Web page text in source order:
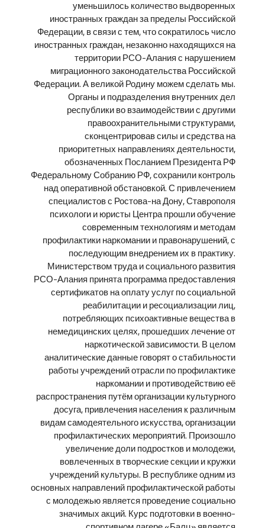
уменьшилось количество выдворенных
иностранных граждан за пределы Российской
Федерации, в связи с тем, что сократилось число
иностранных граждан, незаконно находящихся на
территории РСО-Алания с нарушением
миграционного законодательства Российской
Федерации. А великой Родину можем сделать мы.
Органы и подразделения внутренних дел
республики во взаимодействии с другими
правоохранительными структурами,
сконцентрировав силы и средства на
приоритетных направлениях деятельности,
обозначенных Посланием Президента РФ
Федеральному Собранию РФ, сохранили контроль
над оперативной обстановкой. С привлечением
специалистов с Ростова-на Дону, Ставрополя
психологи и юристы Центра прошли обучение
современным технологиям и методам
профилактики наркомании и правонарушений, с
последующим внедрением их в практику.
Министерством труда и социального развития
РСО-Алания принята программа предоставления
сертификатов на оплату услуг по социальной
реабилитации и ресоциализации лиц,
потребляющих психоактивные вещества в
немедицинских целях, прошедших лечение от
наркотической зависимости. В целом
аналитические данные говорят о стабильности
работы учреждений отрасли по профилактике
наркомании и противодействию её
распространения путём организации культурного
досуга, привлечения населения к различным
видам самодеятельного искусства, организации
профилактических мероприятий. Произошло
увеличение доли подростков и молодежи,
вовлеченных в творческие секции и кружки
учреждений культуры. В республике одним из
основных направлений профилактической работы
с молодежью является проведение социально
значимых акций. Курс подготовки в военно-